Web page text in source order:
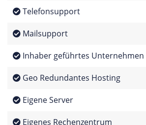
Telefonsupport
Mailsupport
Inhaber geführtes Unternehmen
Geo Redundantes Hosting
Eigene Server
Eigenes Rechenzentrum